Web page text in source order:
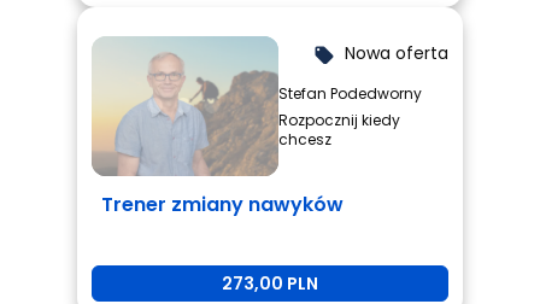
local_offer Nowa oferta
Stefan Podedworny
Rozpocznij kiedy
chcesz
Trener zmiany nawyków
273,00 PLN